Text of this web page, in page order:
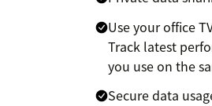
Use your office
Track latest
you use on the
Secure data